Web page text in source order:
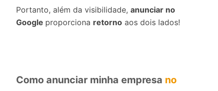
Portanto, além da visibilidade, anunciar no
Google proporciona retorno aos dois lados!
Como anunciar minha empresa no